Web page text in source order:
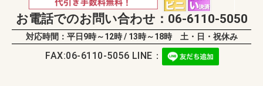
お電話でのお問い合わせ：06-6110-5050
対応時間：平日9時～12時 / 13時～18時 土・日・祝休み
FAX:06-6110-5056 LINE：